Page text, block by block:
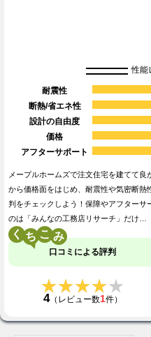
性能
耐震性
断熱/省エネ性
設計の自由度
価格
アフターサポート
メープルホームズで注文住宅を建てて
から価格面をはじめ、耐震性や気密断
判をチェックしよう！保障やアフターサ
のは「みんなの工務店リサーチ」だけ…
く こ
口コミによる評判
★★★★★
★★★★★
4（レビュー数1件）